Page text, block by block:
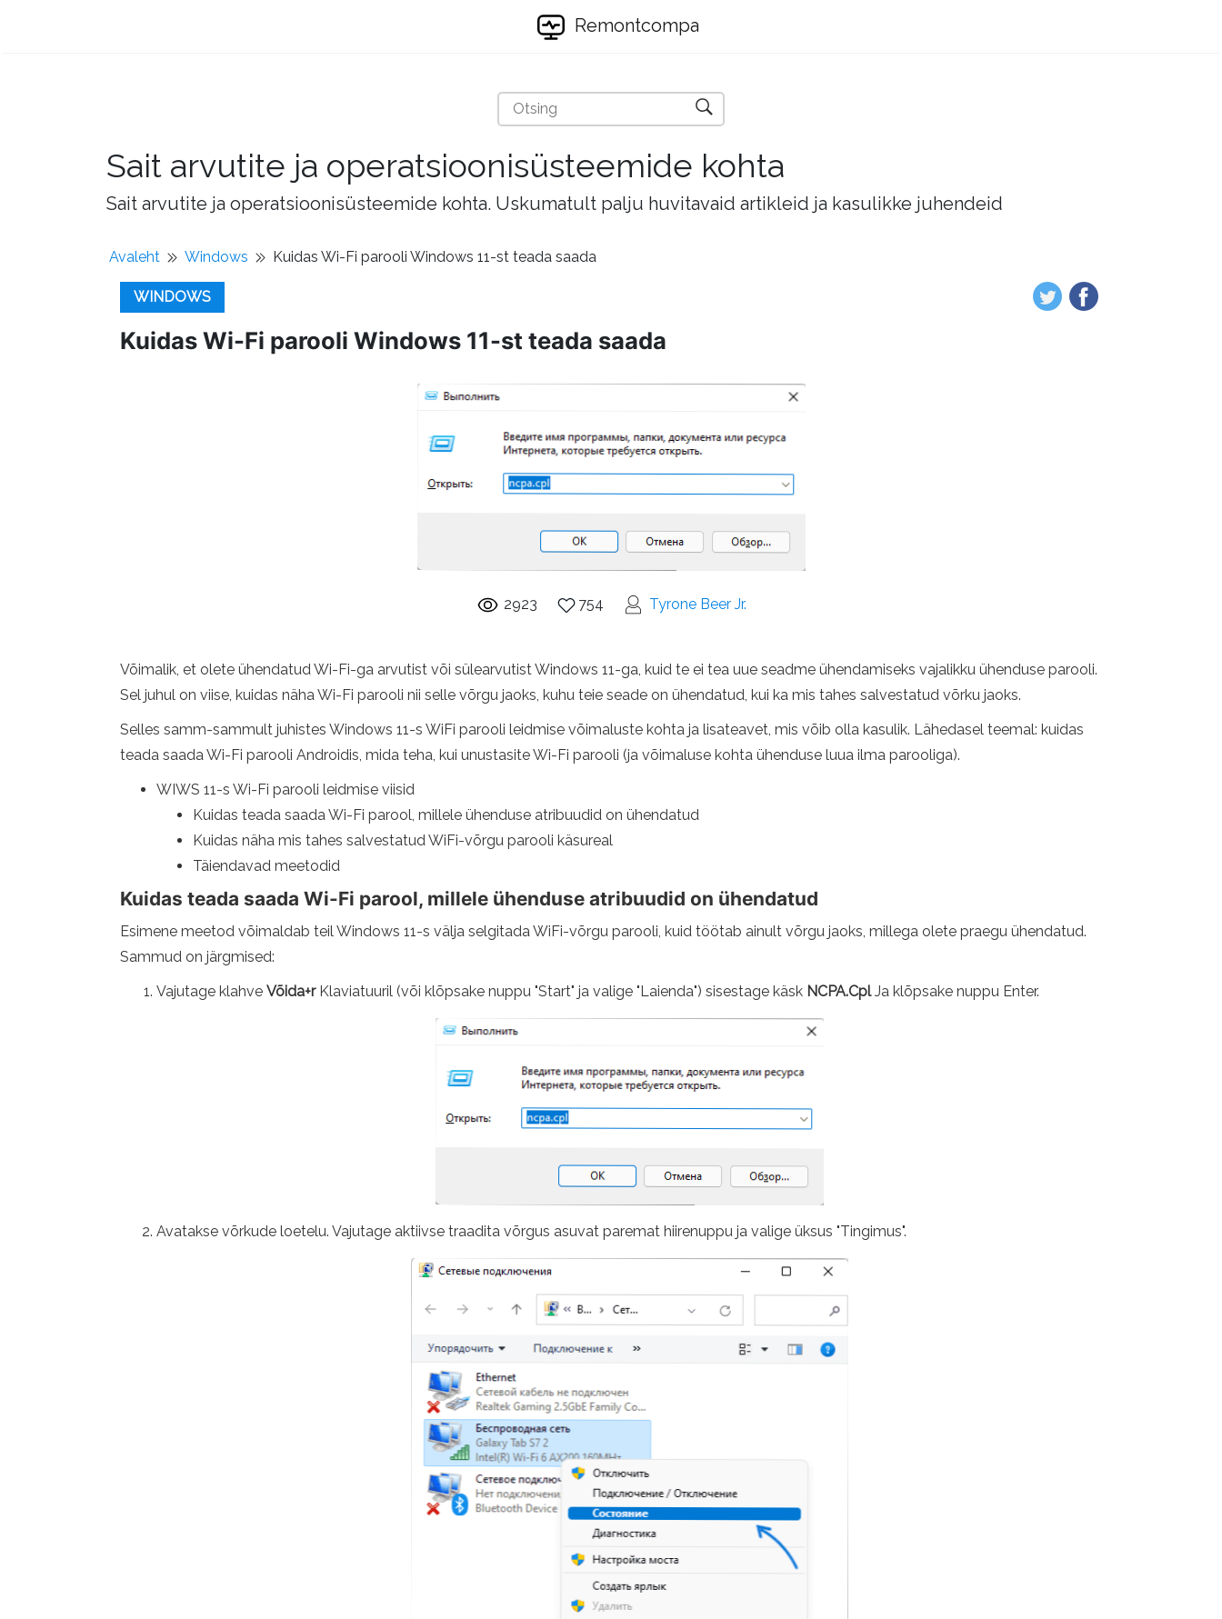
Remontcompa
Sait arvutite ja operatsioonisüsteemide kohta
Sait arvutite ja operatsioonisüsteemide kohta. Uskumatult palju huvitavaid artikleid ja kasulikke juhendeid
Avaleht Windows Kuidas Wi-Fi parooli Windows 11-st teada saada
WINDOWS
Kuidas Wi-Fi parooli Windows 11-st teada saada
2923 754 Tyrone Beer Jr.
Võimalik, et olete ühendatud Wi-Fi-ga arvutist või sülearvutist Windows 11-ga, kuid te ei tea uue seadme ühendamiseks vajalikku ühenduse parooli.
Sel juhul on viise, kuidas näha Wi-Fi parooli nii selle võrgu jaoks, kuhu teie seade on ühendatud, kui ka mis tahes salvestatud võrku jaoks.
Selles samm-sammult juhistes Windows 11-s WiFi parooli leidmise võimaluste kohta ja lisateavet, mis võib olla kasulik. Lähedasel teemal: kuidas
teada saada Wi-Fi parooli Androidis, mida teha, kui unustasite Wi-Fi parooli (ja võimaluse kohta ühenduse luua ilma parooliga).
WIWS 11-s Wi-Fi parooli leidmise viisid
Kuidas teada saada Wi-Fi parool, millele ühenduse atribuudid on ühendatud
Kuidas näha mis tahes salvestatud WiFi-võrgu parooli käsureal
Täiendavad meetodid
Kuidas teada saada Wi-Fi parool, millele ühenduse atribuudid on ühendatud
Esimene meetod võimaldab teil Windows 11-s välja selgitada WiFi-võrgu parooli, kuid töötab ainult võrgu jaoks, millega olete praegu ühendatud.
Sammud on järgmised:
Vajutage klahve Võida+rKlaviatuuril (või klõpsake nuppu "Start" ja valige "Laienda") sisestage käsk NCPA.CplJa klõpsake nuppu Enter.
Avatakse võrkude loetelu. Vajutage aktiivse traadita võrgus asuvat paremat hiirenuppu ja valige üksus "Tingimus".